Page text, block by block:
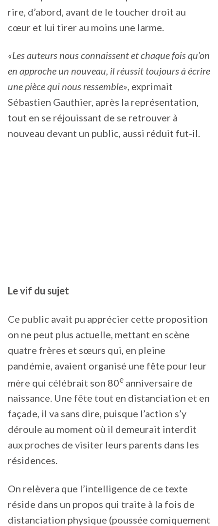
rire, d’abord, avant de le toucher droit au
cœur et lui tirer au moins une larme.
«Les auteurs nous connaissent et chaque fois qu’on
en approche un nouveau, il réussit toujours à écrire
une pièce qui nous ressemble», exprimait
Sébastien Gauthier, après la représentation,
tout en se réjouissant de se retrouver à
nouveau devant un public, aussi réduit fut-il.
Le vif du sujet
Ce public avait pu apprécier cette proposition
on ne peut plus actuelle, mettant en scène
quatre frères et sœurs qui, en pleine
pandémie, avaient organisé une fête pour leur
mère qui célébrait son 80e anniversaire de
naissance. Une fête tout en distanciation et en
façade, il va sans dire, puisque l’action s’y
déroule au moment où il demeurait interdit
aux proches de visiter leurs parents dans les
résidences.
On relèvera que l’intelligence de ce texte
réside dans un propos qui traite à la fois de
distanciation physique (poussée comiquement